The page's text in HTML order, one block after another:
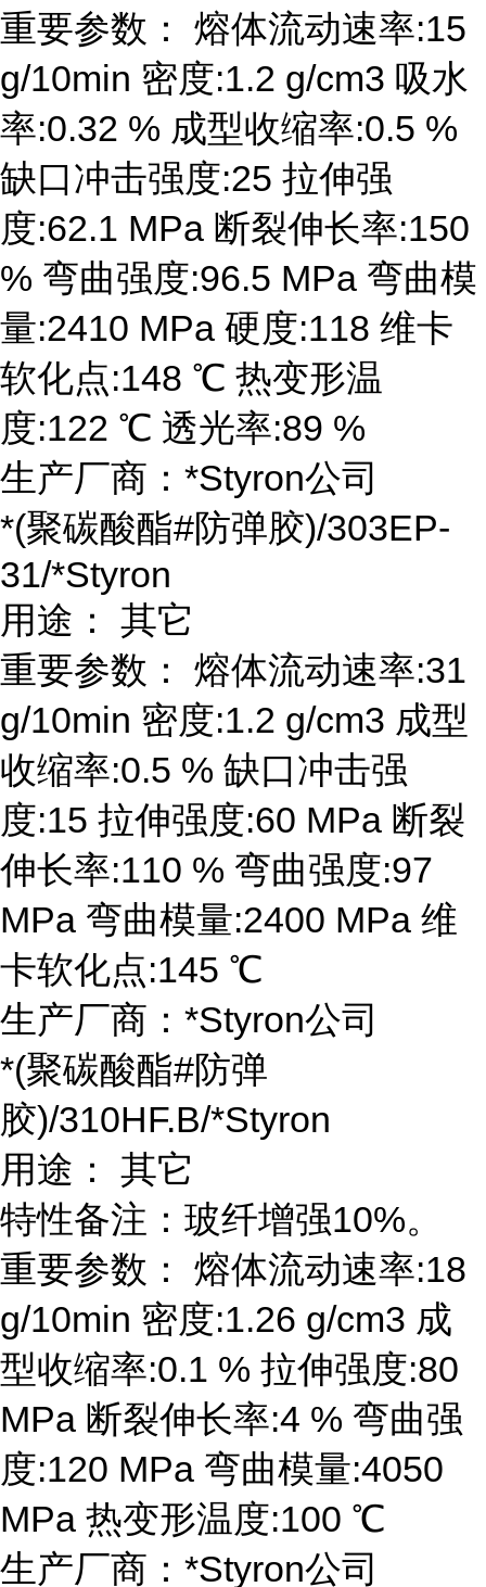
重要参数： 熔体流动速率:15
g/10min 密度:1.2 g/cm3 吸水
率:0.32 % 成型收缩率:0.5 %
缺口冲击强度:25 拉伸强
度:62.1 MPa 断裂伸长率:150
% 弯曲强度:96.5 MPa 弯曲模
量:2410 MPa 硬度:118 维卡
软化点:148 ℃ 热变形温
度:122 ℃ 透光率:89 %
生产厂商：*Styron公司
*(聚碳酸酯#防弹胶)/303EP-
31/*Styron
用途： 其它
重要参数： 熔体流动速率:31
g/10min 密度:1.2 g/cm3 成型
收缩率:0.5 % 缺口冲击强
度:15 拉伸强度:60 MPa 断裂
伸长率:110 % 弯曲强度:97
MPa 弯曲模量:2400 MPa 维
卡软化点:145 ℃
生产厂商：*Styron公司
*(聚碳酸酯#防弹
胶)/310HF.B/*Styron
用途： 其它
特性备注：玻纤增强10%。
重要参数： 熔体流动速率:18
g/10min 密度:1.26 g/cm3 成
型收缩率:0.1 % 拉伸强度:80
MPa 断裂伸长率:4 % 弯曲强
度:120 MPa 弯曲模量:4050
MPa 热变形温度:100 ℃
生产厂商：*Styron公司